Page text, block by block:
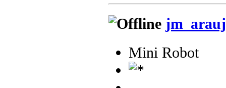
Mini Robot